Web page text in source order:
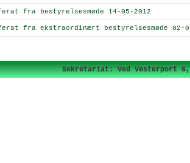
fra bestyrelsesmøde 14-05-2012
fra ekstraordinært bestyrelsesmøde 02-
Sekretariat: Ved Vesterport 6,